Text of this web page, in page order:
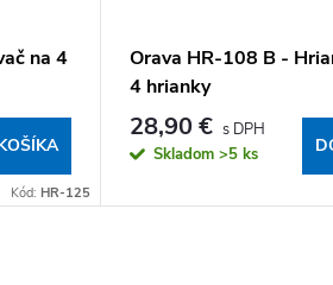
na 4
Kód: HR-125
Orava HR-108 B -
4 hrianky
28,90 €
Skladom >5 ks